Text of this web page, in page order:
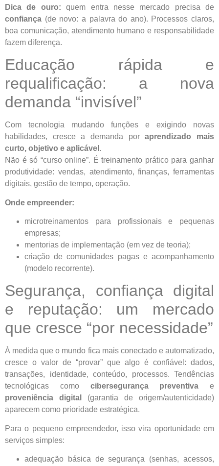
Dica de ouro: quem entra nesse mercado precisa de
confiança (de novo: a palavra do ano). Processos claros,
boa comunicação, atendimento humano e responsabilidade
fazem diferença.
Educação rápida e
requalificação: a nova
demanda “invisível”
Com tecnologia mudando funções e exigindo novas
habilidades, cresce a demanda poraprendizado mais
curto, objetivo e aplicável .
Não é só “curso online”. É treinamento prático para ganhar
produtividade: vendas, atendimento, finanças, ferramentas
digitais, gestão de tempo, operação.
Onde empreender:
microtreinamentos para profissionais e pequenas
empresas;
mentorias de implementação (em vez de teoria);
criação de comunidades pagas e acompanhamento
(modelo recorrente).
Segurança, confiança digital
e reputação: um mercado
que cresce “por necessidade”
À medida que o mundo fica mais conectado e automatizado,
cresce o valor de “provar” que algo é confiável: dados,
transações, identidade, conteúdo, processos. Tendências
tecnológicas como cibersegurança preventiva e
proveniência digital
(garantia de origem/autenticidade)
aparecem como prioridade estratégica.
Para o pequeno empreendedor, isso vira oportunidade em
serviços simples:
adequação básica de segurança (senhas, acessos,